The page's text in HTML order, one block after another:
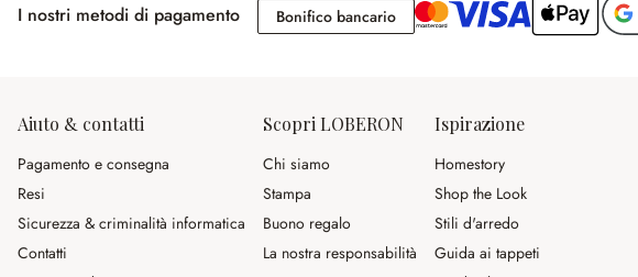
I nostri metodi di pagamento Bonifico bancarioBonifico bancario
Aiuto & contatti
Pagamento e consegna
Resi
Sicurezza & criminalità informatica
Contatti
Scopri LOBERON
Chi siamo
Stampa
Buono regalo
La nostra responsabilità
Ispirazione
Homestory
Shop the Look
Stili d'arredo
Guida ai tappeti